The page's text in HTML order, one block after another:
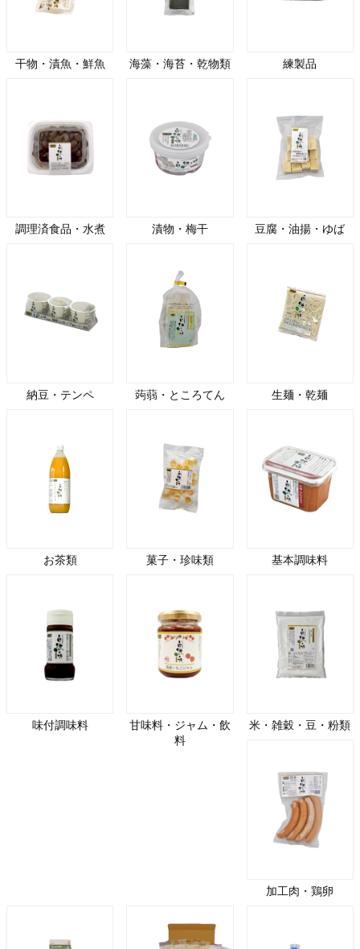
干物・漬魚・鮮魚 海藻・海苔・乾物類 練製品
調理済食品・水煮 漬物・梅干 豆腐・油揚・ゆば
納豆・テンペ 蒟蒻・ところてん 生麺・乾麺
お茶類 菓子・珍味類 基本調味料
味付調味料
甘味料・ジャム・飲
料
米・雑穀・豆・粉類
加工肉・鶏卵